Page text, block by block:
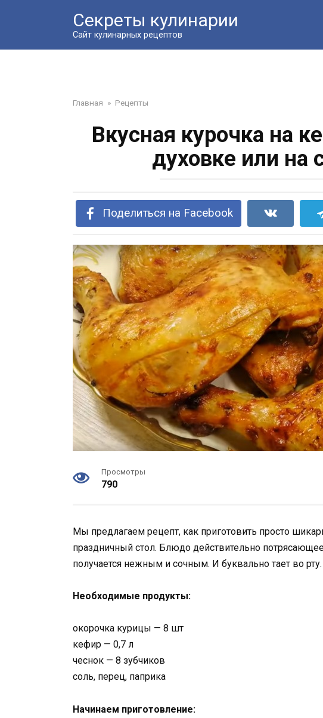
Секреты кулинарии
Сайт кулинарных рецептов
Главная » Рецепты
Вкусная курочка на
духовке или на
Поделиться на Facebook
Просмотры
790
Мы предлагаем рецепт, как приготовить просто
праздничный стол. Блюдо действительно
получается нежным и сочным. И буквально тает во рту.
Необходимые продукты:
окорочка курицы — 8 шт
кефир — 0,7 л
чеснок — 8 зубчиков
соль, перец, паприка
Начинаем приготовление: